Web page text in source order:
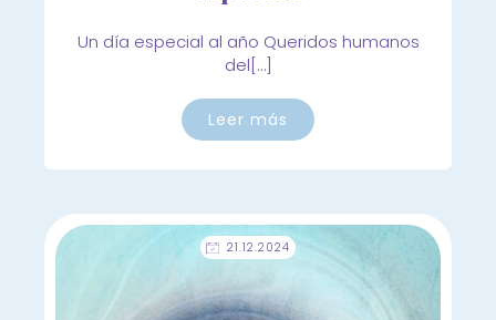
Un día especial al año Queridos humanos
del[…]
Leer más
21.12.2024